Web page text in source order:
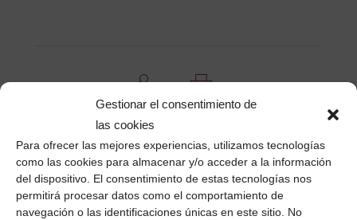
Gestionar el consentimiento de
las cookies
Para ofrecer las mejores experiencias, utilizamos tecnologías
como las cookies para almacenar y/o acceder a la información
del dispositivo. El consentimiento de estas tecnologías nos
permitirá procesar datos como el comportamiento de
navegación o las identificaciones únicas en este sitio. No